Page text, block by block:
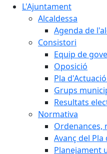
L'Ajuntament
Alcaldessa
Agenda de
Consistori
Equip de
Oposició
Pla
Grups
Resultats
Normativa
Ordenances,
Avanç del
Planejament